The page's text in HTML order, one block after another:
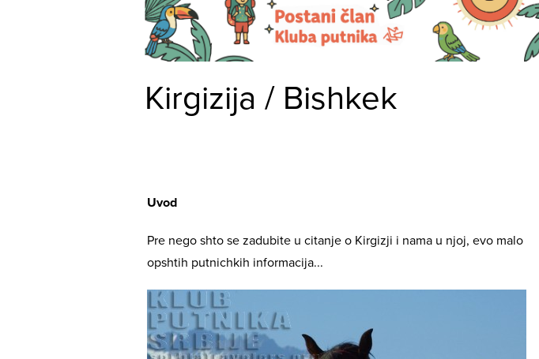
Kirgizija / Bishkek
Uvod
Pre nego shto se zadubite u citanje o Kirgizji i nama u njoj, evo malo
opshtih putnichkih informacija...